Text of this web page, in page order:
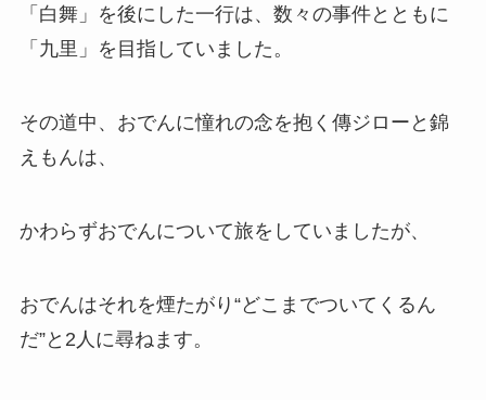
「白舞」を後にした一行は、数々の事件とともに
「九里」を目指していました。
その道中、おでんに憧れの念を抱く傳ジローと錦
えもんは、
かわらずおでんについて旅をしていましたが、
おでんはそれを煙たがり“どこまでついてくるん
だ”と2人に尋ねます。